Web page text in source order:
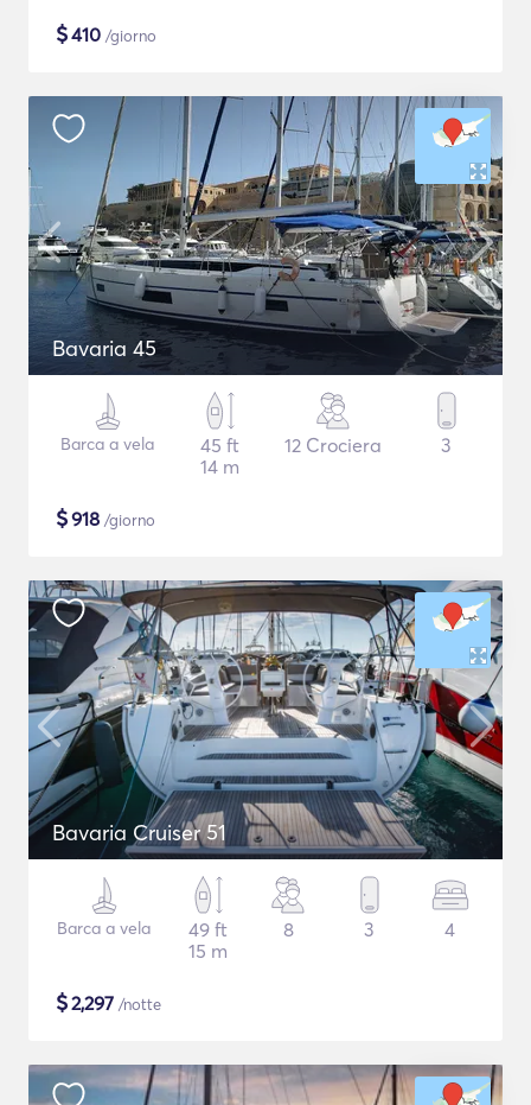
$410 /giorno
Bavaria 45
Barca a vela
45 ft
14 m
12 Crociera 3
$918 /giorno
Bavaria Cruiser 51
Barca a vela
49 ft
15 m
8 3 4
$2,297 /notte